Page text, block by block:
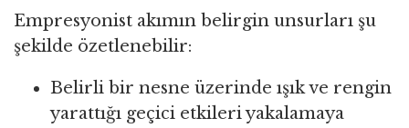
Empresyonist akımın belirgin unsurları şu
şekilde özetlenebilir:
Belirli bir nesne üzerinde ışık ve rengin
yarattığı geçici etkileri yakalamaya